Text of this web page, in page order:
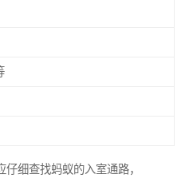
细查找蚂蚁的入室通路，